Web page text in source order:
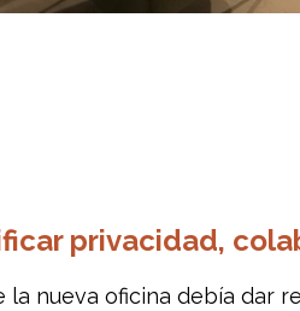
privacidad,
la nueva oficina debía dar